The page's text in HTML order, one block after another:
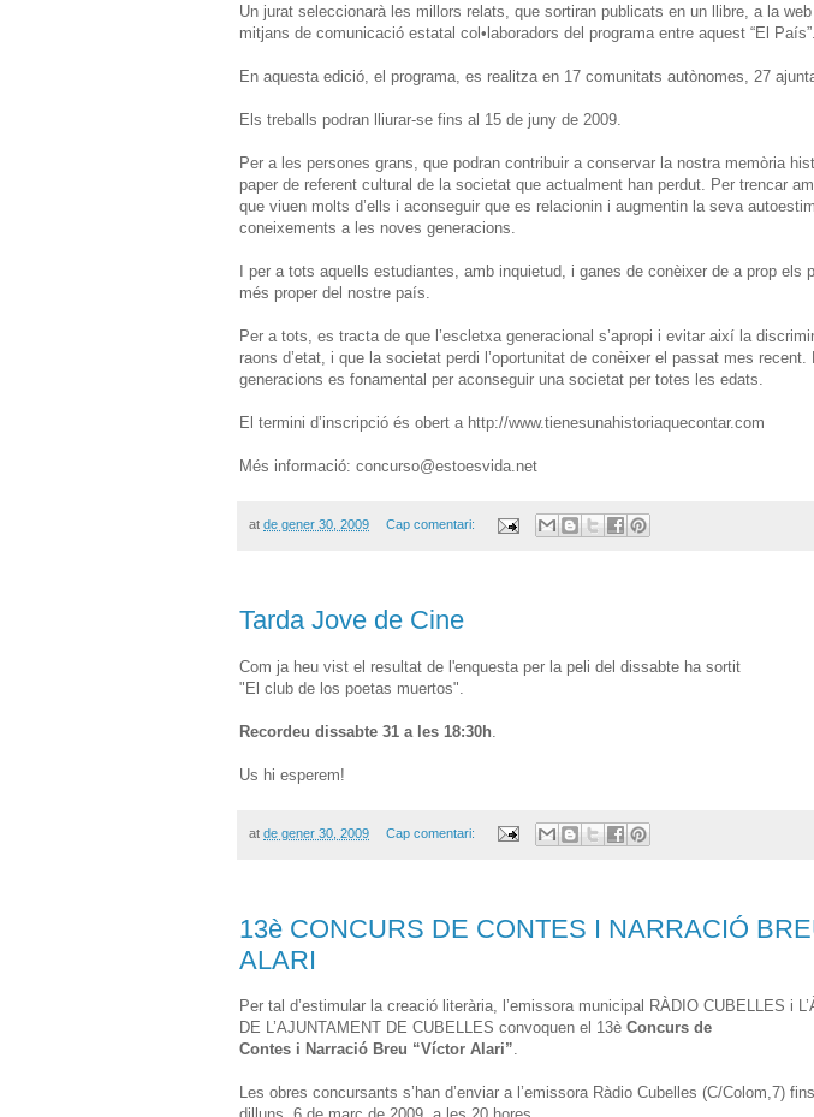
Un jurat seleccionarà les millors relats, que sortiran publicats en un llibre, a la
mitjans de comunicació estatal col•laboradors del programa entre aquest “El País”.
En aquesta edició, el programa, es realitza en 17 comunitats autònomes, 27
Els treballs podran lliurar-se fins al 15 de juny de 2009.
Per a les persones grans, que podran contribuir a conservar la nostra memòria
paper de referent cultural de la societat que actualment han perdut. Per trencar
que viuen molts d’ells i aconseguir que es relacionin i augmentin la seva
coneixements a les noves generacions.
I per a tots aquells estudiantes, amb inquietud, i ganes de conèixer de a prop els
més proper del nostre país.
Per a tots, es tracta de que l’escletxa generacional s’apropi i evitar així la
raons d’etat, i que la societat perdi l’oportunitat de conèixer el passat mes recent.
generacions es fonamental per aconseguir una societat per totes les edats.
El termini d’inscripció és obert a http://www.tienesunahistoriaquecontar.com
Més informació: concurso@estoesvida.net
at de gener 30, 2009 Cap comentari:
Tarda Jove de Cine
Com ja heu vist el resultat de l'enquesta per la peli del dissabte ha sortit
"El club de los poetas muertos".
Recordeu dissabte 31 a les 18:30h
Us hi esperem!
at de gener 30, 2009 Cap comentari:
13è CONCURS DE CONTES I NARRACIÓ
ALARI
Per tal d’estimular la creació literària, l’emissora municipal RÀDIO CUBELLES i
DE L’AJUNTAMENT DE CUBELLES convoquen el 13è Concurs de
Contes i Narració Breu “Víctor Alari”.
Les obres concursants s’han d’enviar a l’emissora Ràdio Cubelles (C/Colom,7)